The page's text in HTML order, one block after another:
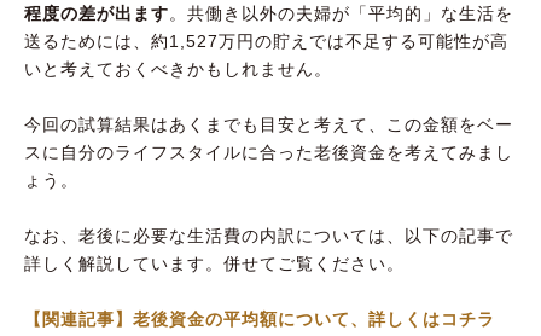
程度の差が出ます。共働き以外の夫婦が「平均的」な生活を
送るためには、約1,527万円の貯えでは不足する可能性が高
いと考えておくべきかもしれません。
今回の試算結果はあくまでも目安と考えて、この金額をベー
スに自分のライフスタイルに合った老後資金を考えてみまし
ょう。
なお、老後に必要な生活費の内訳については、以下の記事で
詳しく解説しています。併せてご覧ください。
【関連記事】老後資金の平均額について、詳しくはコチラ